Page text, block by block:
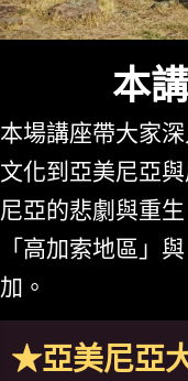
本
本場講座帶大家
文化到亞美尼亞
尼亞的悲劇與重
「高加索地區」
加。
★亞美尼亞